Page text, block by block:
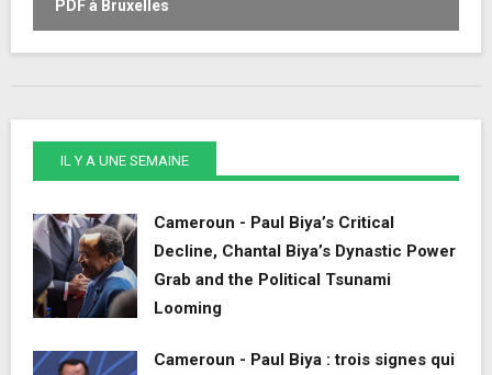
PDF à Bruxelles
IL Y A UNE SEMAINE
Cameroun - Paul Biya’s Critical
Decline, Chantal Biya’s Dynastic Power
Grab and the Political Tsunami
Looming
Cameroun - Paul Biya : trois signes qui